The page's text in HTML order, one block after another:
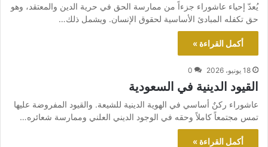
يُعدّ إحياء عاشوراء جزءاً من ممارسة الحق في حرية الدين والمعتقد، وهو
حق تكفله المبادئ الأساسية لحقوق الإنسان. ويشمل ذلك…
أكمل القراءة »
18 يونيو، 2026 0
القيود الدينية في السعودية
عاشوراء ركنٌ أساسي في الهوية الدينية للشيعة. والقيود المفروضة عليها
تمس مجتمعاً كاملاً وحقه في الوجود الديني العلني وممارسة شعائره…
أكمل القراءة »